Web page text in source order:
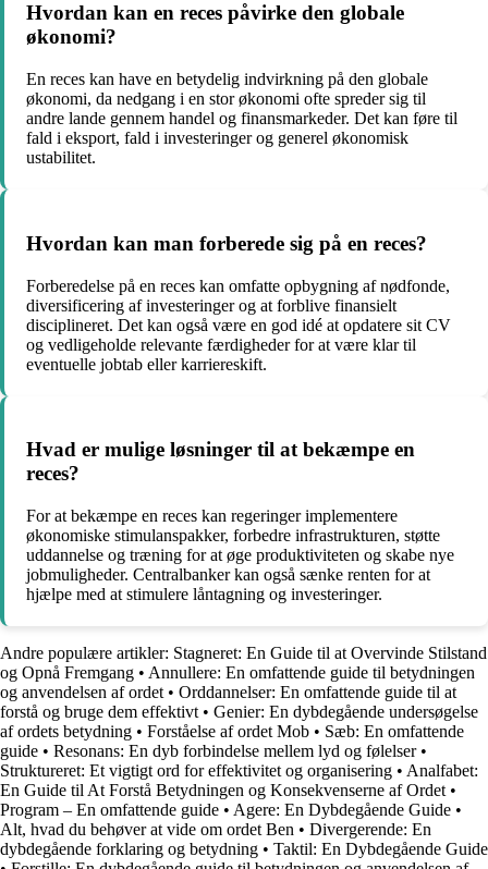
Hvordan kan en reces påvirke den globale
økonomi?
En reces kan have en betydelig indvirkning på den globale
økonomi, da nedgang i en stor økonomi ofte spreder sig til
andre lande gennem handel og finansmarkeder. Det kan føre til
fald i eksport, fald i investeringer og generel økonomisk
ustabilitet.
Hvordan kan man forberede sig på en reces?
Forberedelse på en reces kan omfatte opbygning af nødfonde,
diversificering af investeringer og at forblive finansielt
disciplineret. Det kan også være en god idé at opdatere sit CV
og vedligeholde relevante færdigheder for at være klar til
eventuelle jobtab eller karriereskift.
Hvad er mulige løsninger til at bekæmpe en
reces?
For at bekæmpe en reces kan regeringer implementere
økonomiske stimulanspakker, forbedre infrastrukturen, støtte
uddannelse og træning for at øge produktiviteten og skabe nye
jobmuligheder. Centralbanker kan også sænke renten for at
hjælpe med at stimulere låntagning og investeringer.
Andre populære artikler: Stagneret: En Guide til at Overvinde Stilstand
og Opnå Fremgang • Annullere: En omfattende guide til betydningen
og anvendelsen af ordet • Orddannelser: En omfattende guide til at
forstå og bruge dem effektivt • Genier: En dybdegående undersøgelse
af ordets betydning • Forståelse af ordet Mob • Sæb: En omfattende
guide • Resonans: En dyb forbindelse mellem lyd og følelser•
Struktureret: Et vigtigt ord for effektivitet og organisering • Analfabet:
En Guide til At Forstå Betydningen og Konsekvenserne af Ordet •
Program – En omfattende guide • Agere: En Dybdegående Guide •
Alt, hvad du behøver at vide om ordet Ben • Divergerende: En
dybdegående forklaring og betydning • Taktil: En Dybdegående Guide